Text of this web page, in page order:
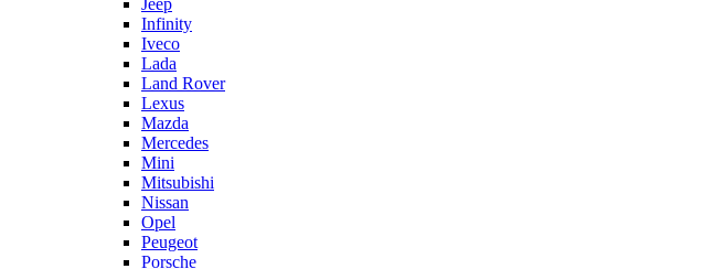
Jeep
Infinity
Iveco
Lada
Land Rover
Lexus
Mazda
Mercedes
Mini
Mitsubishi
Nissan
Opel
Peugeot
Porsche